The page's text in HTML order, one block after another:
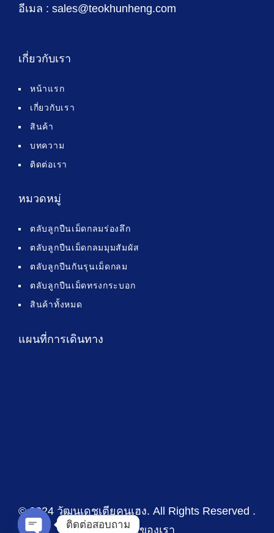
อีเมล : sales@teokhunheng.com
เกี่ยวกับเรา
หน้าแรก
เกี่ยวกับเรา
สินค้า
บทความ
ติดต่อเรา
หมวดหมู่
ตลับลูกปืนเม็ดกลมร่องลึก
ตลับลูกปืนเม็ดกลมมุมสัมผัส
ตลับลูกปืนกันรุนเม็ดกลม
ตลับลูกปืนเม็ดทรงกระบอก
สินค้าทั้งหมด
แผนที่การเดินทาง
© 2024 วัฒนเดชเตียคุนเฮง. All Rights Reserved .
นโยบายของเรา
ติดต่อสอบถาม